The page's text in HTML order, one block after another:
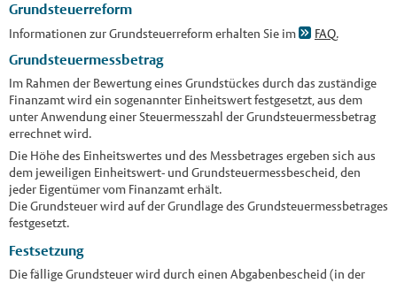
Grundsteuerreform
Informationen zur Grundsteuerreform erhalten Sie im FAQ.
Grundsteuermessbetrag
Im Rahmen der Bewertung eines Grundstückes durch das zuständige
Finanzamt wird ein sogenannter Einheitswert festgesetzt, aus dem
unter Anwendung einer Steuermesszahl der Grundsteuermessbetrag
errechnet wird.
Die Höhe des Einheitswertes und des Messbetrages ergeben sich aus
dem jeweiligen Einheitswert- und Grundsteuermessbescheid, den
jeder Eigentümer vom Finanzamt erhält.
Die Grundsteuer wird auf der Grundlage des Grundsteuermessbetrages
festgesetzt.
Festsetzung
Die fällige Grundsteuer wird durch einen Abgabenbescheid (in der